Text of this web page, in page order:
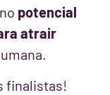
potencial
atrair
finalistas!